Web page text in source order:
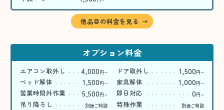
他品目の料金を見る
オプション料金
エアコン取外し 4,000円〜 ドア取外し 1,500円〜
ベッド解体 1,500円〜 家具解体 1,000円〜
営業時間外作業 5,500円〜 即日対応 0円〜
吊り降ろし 別途ご相談 特殊作業 別途ご相談